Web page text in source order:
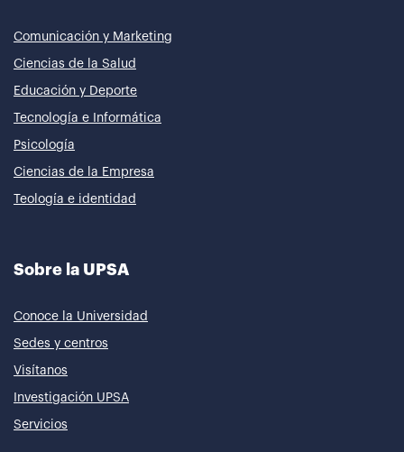
Comunicación y Marketing
Ciencias de la Salud
Educación y Deporte
Tecnología e Informática
Psicología
Ciencias de la Empresa
Teología e identidad
Sobre la UPSA
Conoce la Universidad
Sedes y centros
Visítanos
Investigación UPSA
Servicios